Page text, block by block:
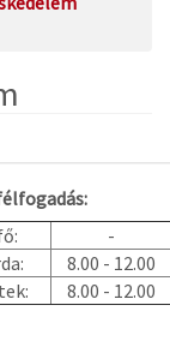
-
8.00 - 12.00
8.00 - 12.00